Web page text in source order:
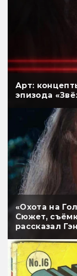
Арт:
эпизода
«Охота на
Сюжет,
рассказал